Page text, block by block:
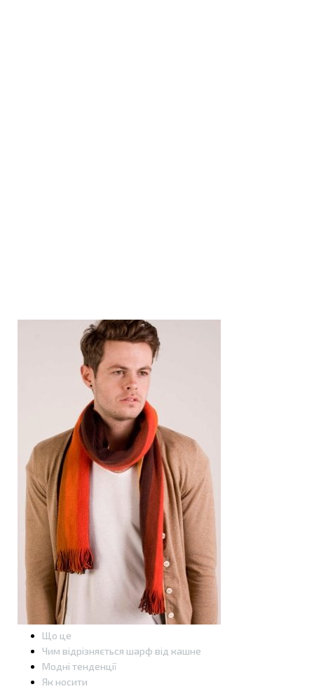
Що це
Чим відрізняється шарф від кашне
Модні тенденції
Як носити